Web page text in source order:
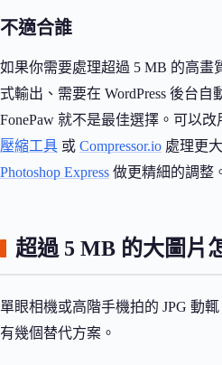
不適合誰
如果你需要處理超過 5 MB 的高畫
式輸出、需要在 WordPress 後台自
FonePaw 就不是最佳選擇。可以改
壓縮工具 或 Compressor.io 處理更
Photoshop Express 做更精細的調整
超過 5 MB 的大圖片
單眼相機或高階手機拍的 JPG 動
有幾個替代方案。